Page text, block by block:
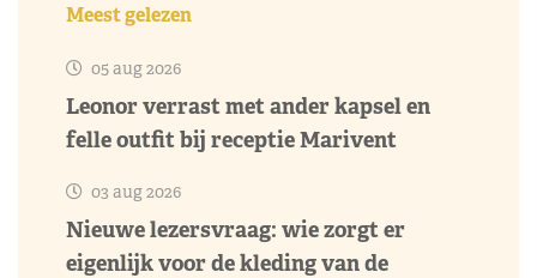
Meest gelezen
05 aug 2026
Leonor verrast met ander kapsel en
felle outfit bij receptie Marivent
03 aug 2026
Nieuwe lezersvraag: wie zorgt er
eigenlijk voor de kleding van de